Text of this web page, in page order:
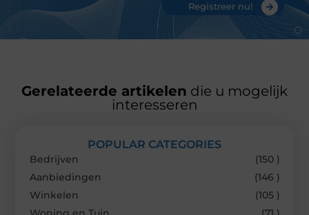
Registreer nu!
Gerelateerde artikelen die u mogelijk
interesseren
POPULAR CATEGORIES
Bedrijven
(150 )
Aanbiedingen
(146 )
Winkelen
(105 )